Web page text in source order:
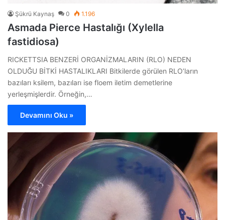
Şükrü Kaynaş 0 1.196
Asmada Pierce Hastalığı (Xylella
fastidiosa)
RICKETTSIA BENZERİ ORGANİZMALARIN (RLO) NEDEN
OLDUĞU BİTKİ HASTALIKLARI Bitkilerde görülen RLO’ların
bazıları ksilem, bazıları ise floem iletim demetlerine
yerleşmişlerdir. Örneğin,…
Devamını Oku »